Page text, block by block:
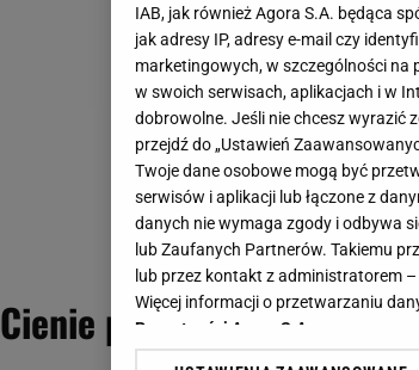
Cienie pod oczami - jak z
IAB, jak również Agora S.A. będąca
jak adresy IP, adresy e-mail czy
marketingowych, w szczególności
w swoich serwisach, aplikacjach i w
dobrowolne. Jeśli nie chcesz wyrazić
przejdź do „Ustawień
Twoje dane osobowe mogą być
serwisów i aplikacji lub łączone z
danych nie wymaga zgody i odbywa
lub Zaufanych Partnerów. Takiemu
lub przez kontakt z administratorem
Więcej informacji o przetwarzaniu
Prywatności Agora S.A.